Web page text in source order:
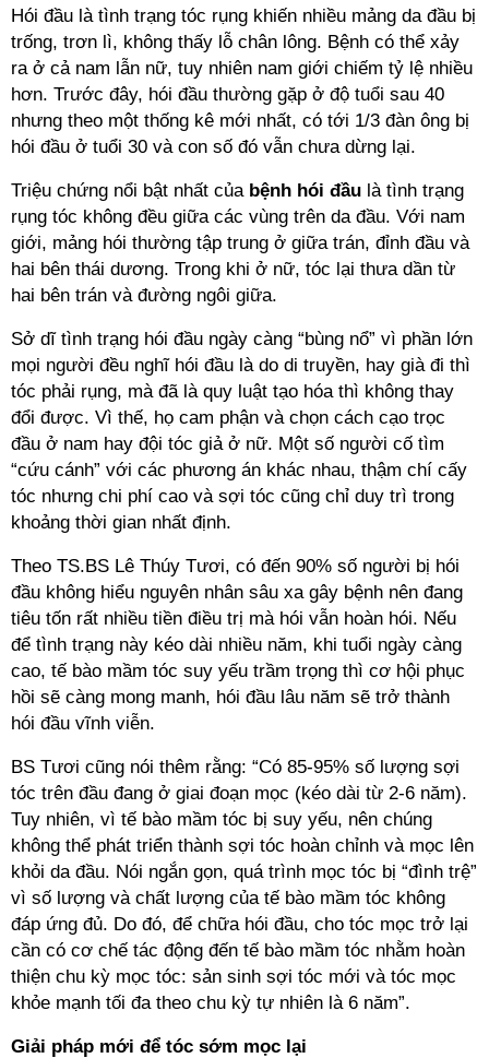
Hói đầu là tình trạng tóc rụng khiến nhiều mảng da đầu bị
trống, trơn lì, không thấy lỗ chân lông. Bệnh có thể xảy
ra ở cả nam lẫn nữ, tuy nhiên nam giới chiếm tỷ lệ nhiều
hơn. Trước đây, hói đầu thường gặp ở độ tuổi sau 40
nhưng theo một thống kê mới nhất, có tới 1/3 đàn ông bị
hói đầu ở tuổi 30 và con số đó vẫn chưa dừng lại.
Triệu chứng nổi bật nhất của bệnh hói đầu là tình trạng
rụng tóc không đều giữa các vùng trên da đầu. Với nam
giới, mảng hói thường tập trung ở giữa trán, đỉnh đầu và
hai bên thái dương. Trong khi ở nữ, tóc lại thưa dần từ
hai bên trán và đường ngôi giữa.
Sở dĩ tình trạng hói đầu ngày càng “bùng nổ” vì phần lớn
mọi người đều nghĩ hói đầu là do di truyền, hay già đi thì
tóc phải rụng, mà đã là quy luật tạo hóa thì không thay
đổi được. Vì thế, họ cam phận và chọn cách cạo trọc
đầu ở nam hay đội tóc giả ở nữ. Một số người cố tìm
“cứu cánh” với các phương án khác nhau, thậm chí cấy
tóc nhưng chi phí cao và sợi tóc cũng chỉ duy trì trong
khoảng thời gian nhất định.
Theo TS.BS Lê Thúy Tươi, có đến 90% số người bị hói
đầu không hiểu nguyên nhân sâu xa gây bệnh nên đang
tiêu tốn rất nhiều tiền điều trị mà hói vẫn hoàn hói. Nếu
để tình trạng này kéo dài nhiều năm, khi tuổi ngày càng
cao, tế bào mầm tóc suy yếu trầm trọng thì cơ hội phục
hồi sẽ càng mong manh, hói đầu lâu năm sẽ trở thành
hói đầu vĩnh viễn.
BS Tươi cũng nói thêm rằng: “Có 85-95% số lượng sợi
tóc trên đầu đang ở giai đoạn mọc (kéo dài từ 2-6 năm).
Tuy nhiên, vì tế bào mầm tóc bị suy yếu, nên chúng
không thể phát triển thành sợi tóc hoàn chỉnh và mọc lên
khỏi da đầu. Nói ngắn gọn, quá trình mọc tóc bị “đình trệ”
vì số lượng và chất lượng của tế bào mầm tóc không
đáp ứng đủ. Do đó, để chữa hói đầu, cho tóc mọc trở lại
cần có cơ chế tác động đến tế bào mầm tóc nhằm hoàn
thiện chu kỳ mọc tóc: sản sinh sợi tóc mới và tóc mọc
khỏe mạnh tối đa theo chu kỳ tự nhiên là 6 năm”.
Giải pháp mới để tóc sớm mọc lại